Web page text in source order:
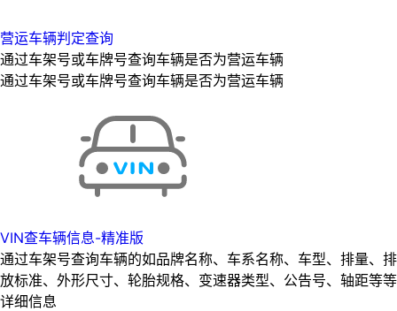
营运车辆判定查询
通过车架号或车牌号查询车辆是否为营运车辆
通过车架号或车牌号查询车辆是否为营运车辆
VIN查车辆信息-精准版
通过车架号查询车辆的如品牌名称、车系名称、车型、排量、排
放标准、外形尺寸、轮胎规格、变速器类型、公告号、轴距等等
详细信息